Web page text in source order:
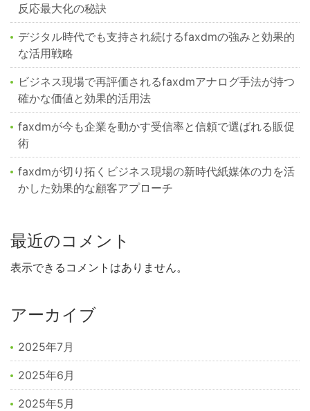
反応最大化の秘訣
デジタル時代でも支持され続けるfaxdmの強みと効果的
な活用戦略
ビジネス現場で再評価されるfaxdmアナログ手法が持つ
確かな価値と効果的活用法
faxdmが今も企業を動かす受信率と信頼で選ばれる販促
術
faxdmが切り拓くビジネス現場の新時代紙媒体の力を活
かした効果的な顧客アプローチ
最近のコメント
表示できるコメントはありません。
アーカイブ
2025年7月
2025年6月
2025年5月